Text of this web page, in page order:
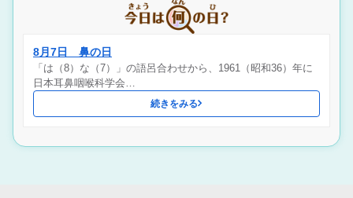
8月7日 鼻の日
「は（8）な（7）」の語呂合わせから、1961（昭和36）年に
日本耳鼻咽喉科学会…
続きをみる